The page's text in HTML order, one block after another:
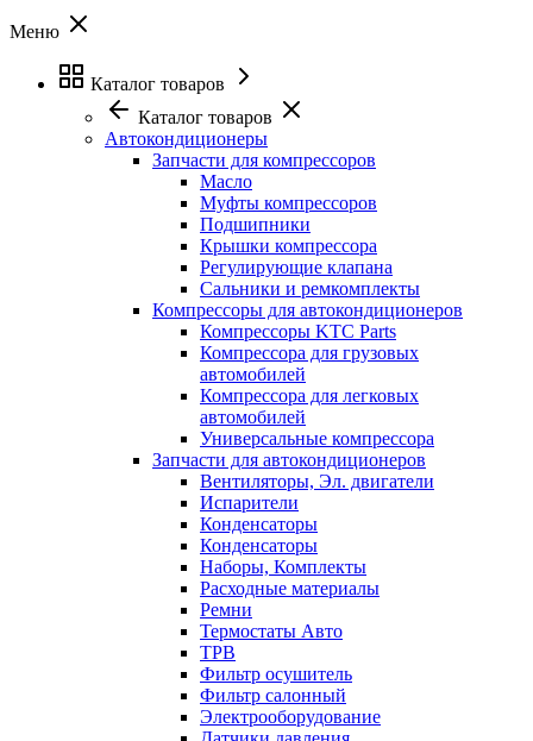
Меню
Каталог товаров
Каталог товаров
Автокондиционеры
Запчасти для компрессоров
Масло
Муфты компрессоров
Подшипники
Крышки компрессора
Регулирующие клапана
Сальники и ремкомплекты
Компрессоры для автокондиционеров
Компрессоры KTC Parts
Компрессора для грузовых
автомобилей
Компрессора для легковых
автомобилей
Универсальные компрессора
Запчасти для автокондиционеров
Вентиляторы, Эл. двигатели
Испарители
Конденсаторы
Конденсаторы
Наборы, Комплекты
Расходные материалы
Ремни
Термостаты Авто
ТРВ
Фильтр осушитель
Фильтр салонный
Электрооборудование